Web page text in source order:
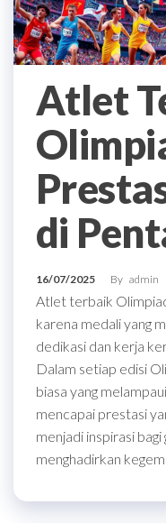
Atlet
di
16/07/2025 By admin
Atlet terbaik
karena medali yang
dedikasi dan kerja
Dalam setiap edisi
biasa yang
mencapai prestasi
menjadi inspirasi
menghadirkan